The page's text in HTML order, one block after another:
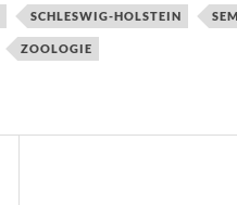
SCHLESWIG-HOLSTEIN
ZOOLOGIE